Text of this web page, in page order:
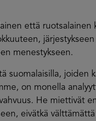
että ruotsalainen
järjestykseen
menestykseen.
suomalaisilla, joiden
on monella
He miettivät
eivätkä